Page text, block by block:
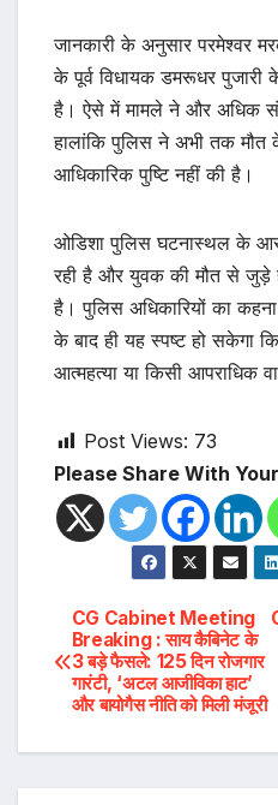
जानकारी के अनुसार परमेश्वर
के पूर्व विधायक डमरूधर पुजारी
है। ऐसे में मामले ने और अधिक
हालांकि पुलिस ने अभी तक
आधिकारिक पुष्टि नहीं की है।
ओडिशा पुलिस घटनास्थल के
रही है और युवक की मौत से जुड़े
है। पुलिस अधिकारियों का कहना
के बाद ही यह स्पष्ट हो सकेगा
आत्महत्या या किसी आपराधिक
Post Views: 73
Please Share With
Post
navigation
CG Cabinet Meeting
Breaking : साय कैबिनेट के
3 बड़े फैसले: 125 दिन रोजगार
गारंटी, ‘अटल आजीविका हाट’
और बायोगैस नीति को मिली मंजूरी